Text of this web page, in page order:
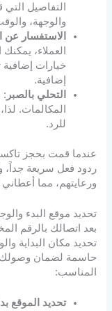
التفاصيل
والوجهة،
الاستفسار عن
العملاء،
خيارات إضافية
إضافية.
التحلي بالصبر :
المكالمات.
للرد.
عندما قمت بحجز
ردود فعل سريعة جداً،
ورعايتهم، مما
تحديد موقع البدء
بعد اتصالك بالرقم
تحديد مكان البداية
حاسمة لضمان وصولك
المناسب:
تحديد الموقع